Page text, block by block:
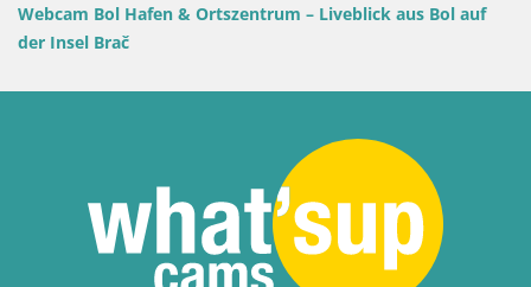
Webcam Bol Hafen & Ortszentrum – Liveblick aus Bol auf
der Insel Brač